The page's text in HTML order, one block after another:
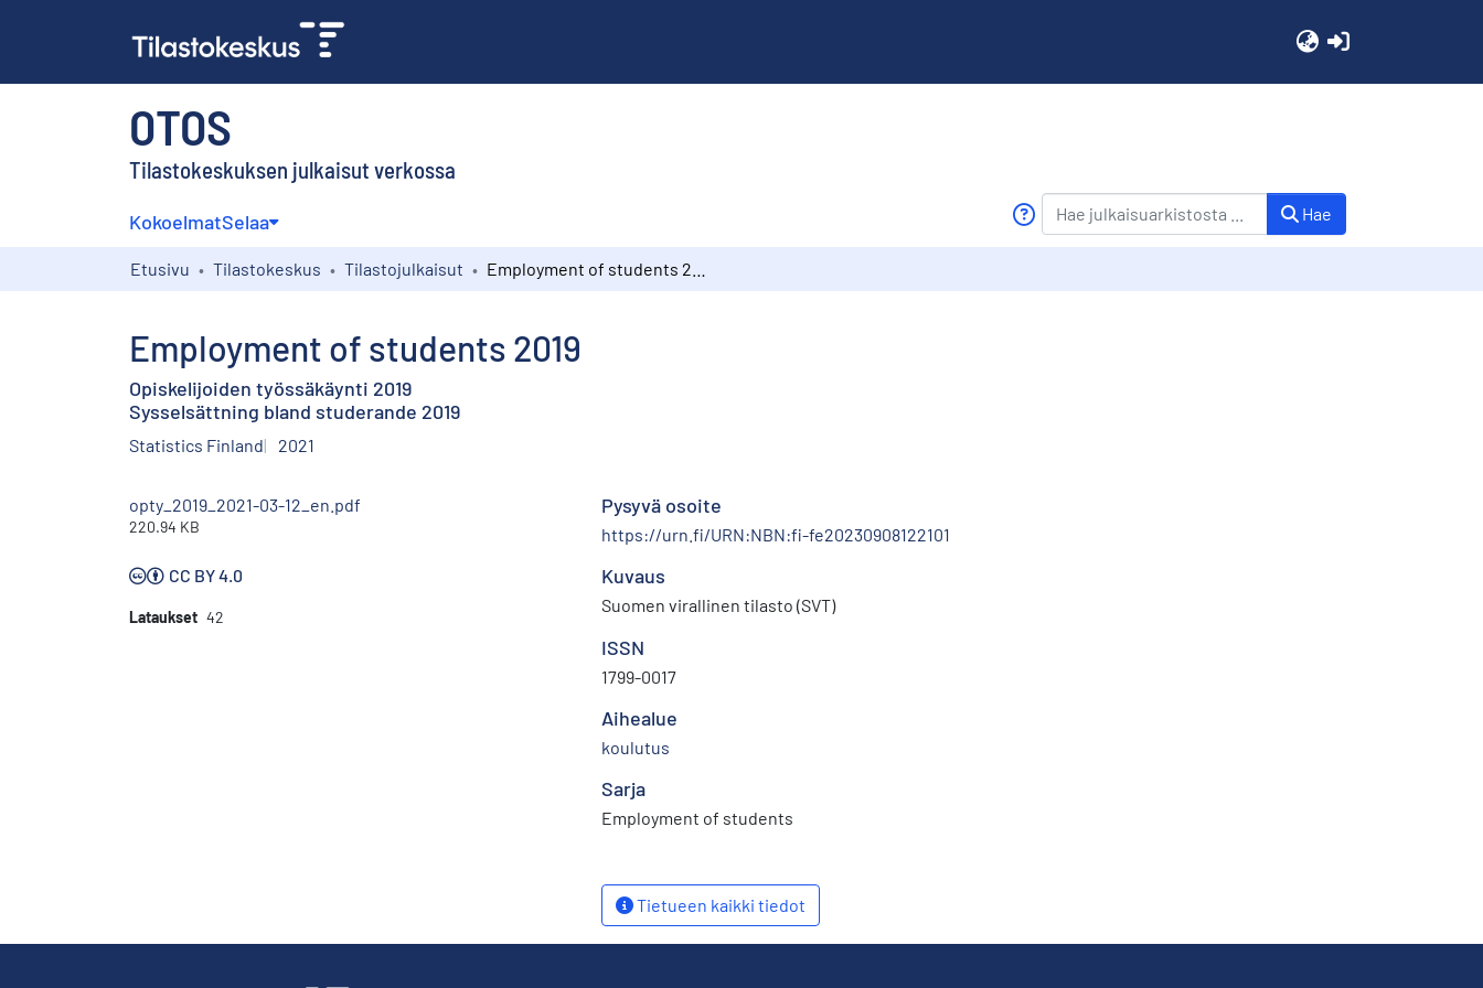
OTOS
Tilastokeskuksen julkaisut verkossa
KokoelmatSelaa Hae
Etusivu Tilastokeskus Tilastojulkaisut
Employment of students 2019
Opiskelijoiden työssäkäynti 2019
Sysselsättning bland studerande 2019
Statistics Finland 2021
opty_2019_2021-03-12_en.pdf
220.94 KB
CC BY 4.0
Lataukset 42
Pysyvä osoite
https://urn.fi/URN:NBN:fi-fe20230908122101
Kuvaus
Suomen virallinen tilasto (SVT)
ISSN
1799-0017
Aihealue
koulutus
Sarja
Employment of students
Tietueen kaikki tiedot